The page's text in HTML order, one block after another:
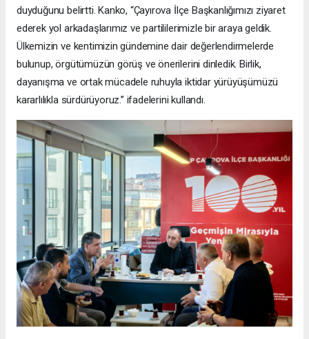
duyduğunu belirtti. Kanko, “Çayırova İlçe Başkanlığımızı ziyaret
ederek yol arkadaşlarımız ve partililerimizle bir araya geldik.
Ülkemizin ve kentimizin gündemine dair değerlendirmelerde
bulunup, örgütümüzün görüş ve önerilerini dinledik. Birlik,
dayanışma ve ortak mücadele ruhuyla iktidar yürüyüşümüzü
kararlılıkla sürdürüyoruz.” ifadelerini kullandı.